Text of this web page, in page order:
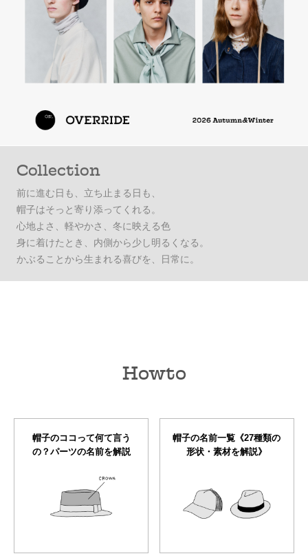
Collection
前に進む日も、立ち止まる日も、
帽子はそっと寄り添ってくれる。
心地よさ、軽やかさ、冬に映える色
身に着けたとき、内側から少し明るくなる。
かぶることから生まれる喜びを、日常に。
Howto
帽子のココって何て言う
の？パーツの名前を解説
帽子の名前一覧《27種類の
形状・素材を解説》